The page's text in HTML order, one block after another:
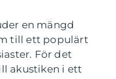
en mängd
till ett populärt
För det
akustiken i ett